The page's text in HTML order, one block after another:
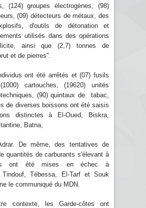
(124) groupes électrogènes, (98)
(09) détecteurs de métaux, des
d'outils de détonation et
utilisés dans des opérations
ainsi que (2,7) tonnes de
et de pierres".
ont été arrêtés et (07) fusils
cartouches, (19620) unités
(90) quintaux de tabac,
de diverses boissons ont été saisis
distinctes à El-Oued, Biskra,
Batna,
De même, des tentatives de
quantités de carburants s'élevant à
ont été mises en échec à
Tindouf, Tébessa, El-Tarf et Souk
le communiqué du MDN.
contexte, les Garde-côtes ont